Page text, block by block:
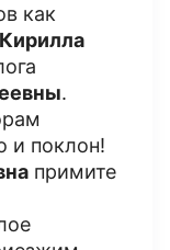
как
.
и поклон!
примите